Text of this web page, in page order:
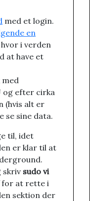
med et login.
en
i verden
at have et
og efter cirka
(hvis alt er
se sine data.
til, idet
er klar til at
skriv sudo vi
for at rette i
sektion der